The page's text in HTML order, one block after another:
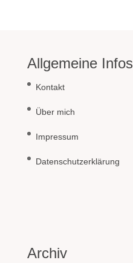
Allgemeine Infos
Kontakt
Über mich
Impressum
Datenschutzerklärung
Archiv